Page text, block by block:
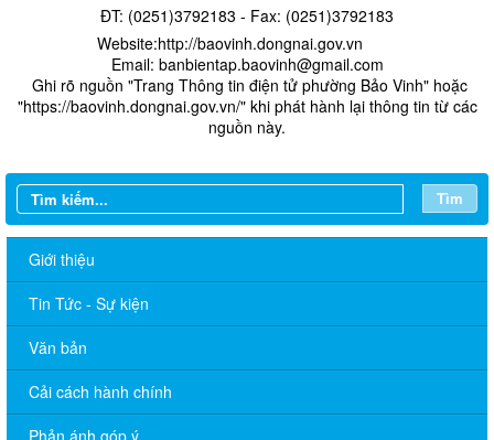
ĐT: (0251)3792183 - Fax: (0251)3792183
Website:http://baovinh.dongnai.gov.vn
Email: banbientap.baovinh@gmail.com
​ Ghi rõ nguồn "Trang Thông tin điện tử phường Bảo Vinh" hoặc
"https://baovinh.dongnai.gov.vn/" khi phát hành lại thông tin từ các
nguồn này.
Tìm
Giới thiệu
Tin Tức - Sự kiện
Văn bản
Cải cách hành chính
Phản ánh góp ý
THÔNG BÁO Lịch làm việc của Chủ tịch, các Phó Chủ tịch